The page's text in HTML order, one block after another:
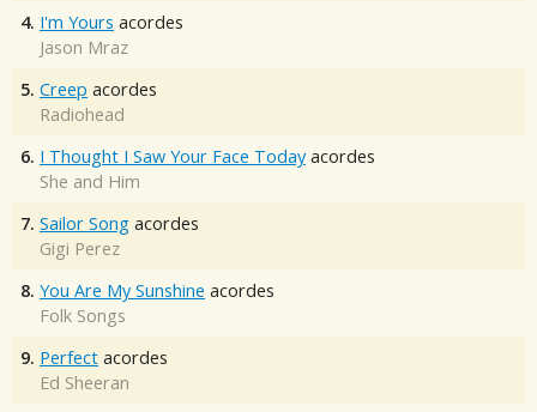
4. I'm Yours acordes
Jason Mraz
5. Creep acordes
Radiohead
6. I Thought I Saw Your Face Today acordes
She and Him
7. Sailor Song acordes
Gigi Perez
8. You Are My Sunshine acordes
Folk Songs
9. Perfect acordes
Ed Sheeran